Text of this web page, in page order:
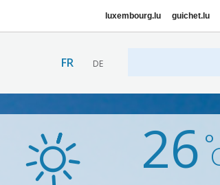
luxembourg.lu guichet.lu
FR DE
26